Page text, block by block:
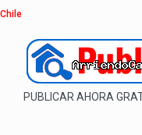
PUBLICAR AHORA